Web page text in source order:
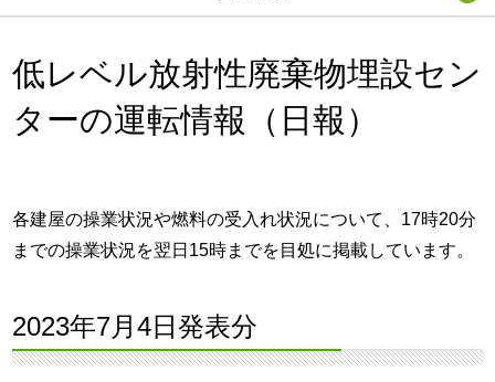
低レベル放射性廃棄物埋設セン
ターの運転情報（日報）
各建屋の操業状況や燃料の受入れ状況について、17時20分
までの操業状況を翌日15時までを目処に掲載しています。
2023年7月4日発表分